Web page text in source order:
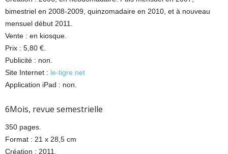
bimestriel en 2008-2009, quinzomadaire en 2010, et à nouveau
mensuel début 2011.
Vente : en kiosque.
Prix : 5,80 €.
Publicité : non.
Site Internet : le-tigre.net
Application iPad : non.
6Mois, revue semestrielle
350 pages.
Format : 21 x 28,5 cm
Création : 2011.